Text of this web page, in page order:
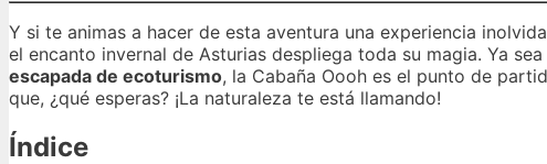
Y si te animas a hacer de esta aventura una experiencia
el encanto invernal de Asturias despliega toda su magia. Ya
escapada de ecoturismo, la Cabaña Oooh es el punto de
que, ¿qué esperas? ¡La naturaleza te está llamando!
Índice